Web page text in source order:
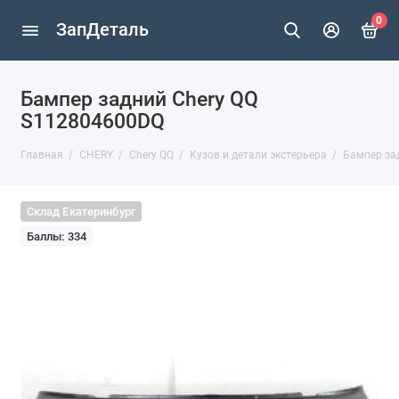
ЗапДеталь 0
Бампер задний Chery QQ
S112804600DQ
Главная CHERY Chery QQ Кузов и детали экстерьера Бампер
Склад Екатеринбург
Баллы: 334